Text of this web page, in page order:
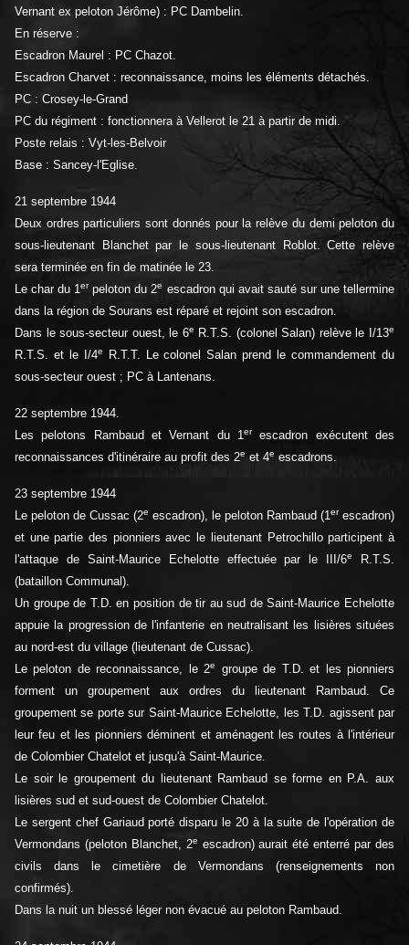
Vernant ex peloton Jérôme) : PC Dambelin.
En réserve :
Escadron Maurel : PC Chazot.
Escadron Charvet : reconnaissance, moins les éléments détachés.
PC : Crosey-le-Grand
PC du régiment : fonctionnera à Vellerot le 21 à partir de midi.
Poste relais : Vyt-les-Belvoir
Base : Sancey-l'Eglise.
21 septembre 1944
Deux ordres particuliers sont donnés pour la relève du demi peloton du
sous-lieutenant Blanchet par le sous-lieutenant Roblot. Cette relève
sera terminée en fin de matinée le 23.
Le char du 1erpeloton du 2e escadron qui avait sauté sur une tellermine
dans la région de Sourans est réparé et rejoint son escadron.
Dans le sous-secteur ouest, le 6e R.T.S. (colonel Salan) relève le I/13e
R.T.S. et le I/4e
R.T.T. Le colonel Salan prend le commandement du
sous-secteur ouest ; PC à Lantenans.
22 septembre 1944.
Les pelotons Rambaud et Vernant du 1erescadron exécutent des
reconnaissances d'itinéraire au profit des 2e et 4e escadrons.
23 septembre 1944
Le peloton de Cussac (2e escadron), le peloton Rambaud (1erescadron)
et une partie des pionniers avec le lieutenant Petrochillo participent à
l'attaque de Saint-Maurice Echelotte effectuée par le III/6e
R.T.S.
(bataillon Communal).
Un groupe de T.D. en position de tir au sud de Saint-Maurice Echelotte
appuie la progression de l'infanterie en neutralisant les lisières situées
au nord-est du village (lieutenant de Cussac).
Le peloton de reconnaissance, le 2e
groupe de T.D. et les pionniers
forment un groupement aux ordres du lieutenant Rambaud. Ce
groupement se porte sur Saint-Maurice Echelotte, les T.D. agissent par
leur feu et les pionniers déminent et aménagent les routes à l'intérieur
de Colombier Chatelot et jusqu'à Saint-Maurice.
Le soir le groupement du lieutenant Rambaud se forme en P.A. aux
lisières sud et sud-ouest de Colombier Chatelot.
Le sergent chef Gariaud porté disparu le 20 à la suite de l'opération de
Vermondans (peloton Blanchet, 2e escadron) aurait été enterré par des
civils dans le cimetière de Vermondans (renseignements non
confirmés).
Dans la nuit un blessé léger non évacué au peloton Rambaud.